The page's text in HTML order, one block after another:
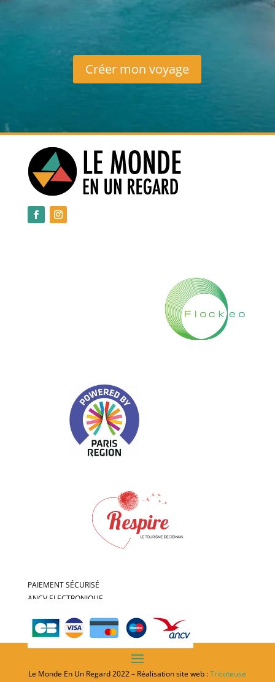
le programme.
Créer mon voyage
PAIEMENT SÉCURISÉ
ANCV ELECTRONIQUE
Le Monde En Un Regard 2022 – Réalisation site web :Tricoteuse